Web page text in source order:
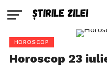
HOROSCOP
Horoscop 23